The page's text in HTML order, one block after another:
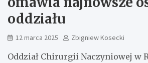
oddziału
12 marca 2025 Zbigniew Kosecki
Oddział Chirurgii Naczyniowej w